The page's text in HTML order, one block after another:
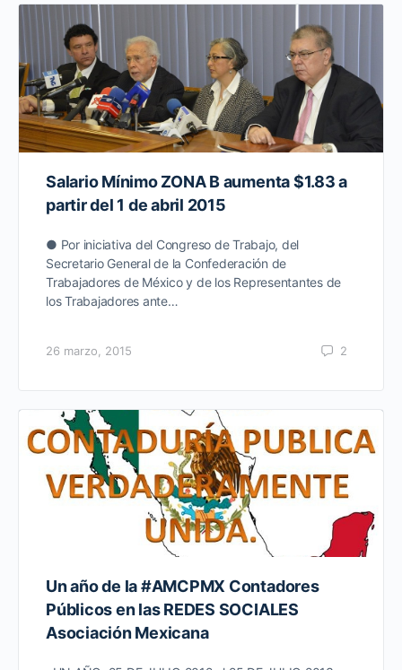
Salario Mínimo ZONA B aumenta $1.83 a
partir del 1 de abril 2015
● Por iniciativa del Congreso de Trabajo, del
Secretario General de la Confederación de
Trabajadores de México y de los Representantes de
los Trabajadores ante…
26 marzo, 2015 2
Un año de la #AMCPMX Contadores
Públicos en las REDES SOCIALES
Asociación Mexicana